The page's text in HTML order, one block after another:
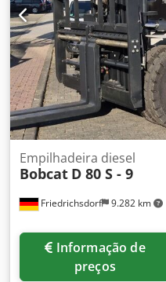
Friedrichsdorf 9.282 km
Empilhadeira diesel
Bobcat D 80 S - 9
preços